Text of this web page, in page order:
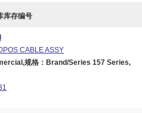
库存编号
CABLE ASSY
规格：Brand/Series 157 Series,